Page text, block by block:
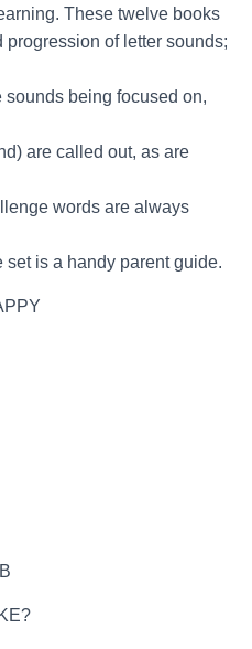
These twelve books
of letter sounds;
being focused on,
are called out, as are
words are always
is a handy parent guide.